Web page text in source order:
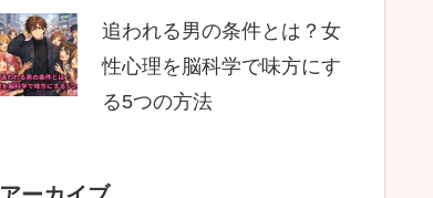
追われる男の条件とは？女
性心理を脳科学で味方にす
る5つの方法